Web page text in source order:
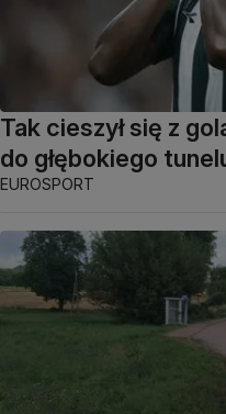
Tak cieszył się z
do głębokiego
EUROSPORT